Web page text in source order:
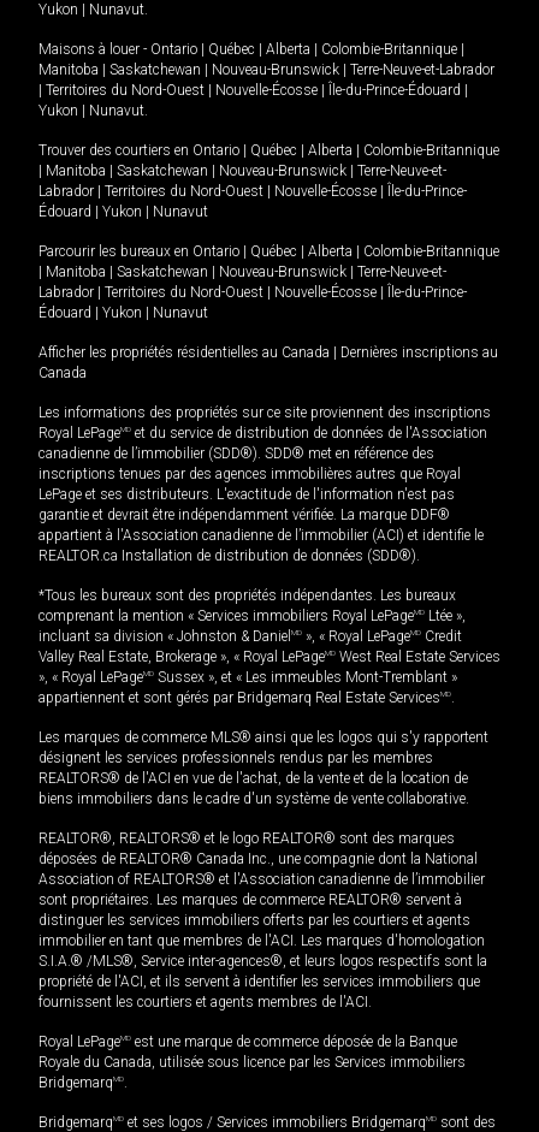
Yukon
Nunavut.
Maisons à louer - Ontario Québec Alberta Colombie-Britannique
Manitoba
Saskatchewan Nouveau-Brunswick
Terre-Neuve-et-Labrador
Territoires du Nord-Ouest Nouvelle-Écosse Île-du-Prince-Édouard
Yukon
Nunavut.
Trouver des courtiers en Ontario Québec Alberta
Colombie-Britannique
Manitoba Saskatchewan Nouveau-Brunswick
Terre-Neuve-et-
Labrador
Territoires du Nord-Ouest Nouvelle-Écosse
Île-du-Prince-
Édouard
Yukon Nunavut
Parcourir les bureaux en Ontario Québec Alberta
Colombie-Britannique
Manitoba Saskatchewan Nouveau-Brunswick
Terre-Neuve-et-
Labrador
Territoires du Nord-Ouest Nouvelle-Écosse
Île-du-Prince-
Édouard
Yukon Nunavut
Afficher les propriétés résidentielles au Canada
Dernières inscriptions au
Canada
Les informations des propriétés sur ce site proviennent des inscriptions
Royal LePageMD et du service de distribution de données de l'Association
canadienne de l’immobilier (SDD®). SDD® met en référence des
inscriptions tenues par des agences immobilières autres que Royal
LePage et ses distributeurs. L'exactitude de l'information n'est pas
garantie et devrait être indépendamment vérifiée. La marque DDF®
appartient à l'Association canadienne de l’immobilier (ACI) et identifie le
REALTOR.ca Installation de distribution de données (SDD®).
*Tous les bureaux sont des propriétés indépendantes. Les bureaux
comprenant la mention « Services immobiliers Royal LePageMD Ltée »,
incluant sa division « Johnston & Daniel MD », « Royal LePageMD Credit
Valley Real Estate, Brokerage », « Royal LePageMD West Real Estate Services
», « Royal LePageMD Sussex », et « Les immeubles Mont-Tremblant »
appartiennent et sont gérés par Bridgemarq Real Estate ServicesMD.
Les marques de commerce MLS® ainsi que les logos qui s'y rapportent
désignent les services professionnels rendus par les membres
REALTORS® de l'ACI en vue de l'achat, de la vente et de la location de
biens immobiliers dans le cadre d'un système de vente collaborative.
REALTOR®, REALTORS® et le logo REALTOR® sont des marques
déposées de REALTOR® Canada Inc., une compagnie dont la National
Association of REALTORS® et l'Association canadienne de l’immobilier
sont propriétaires. Les marques de commerce REALTOR® servent à
distinguer les services immobiliers offerts par les courtiers et agents
immobilier en tant que membres de l'ACI. Les marques d'homologation
S.I.A.® /MLS®, Service inter-agences®, et leurs logos respectifs sont la
propriété de l'ACI, et ils servent à identifier les services immobiliers que
fournissent les courtiers et agents membres de l'ACI.
Royal LePageMD est une marque de commerce déposée de la Banque
Royale du Canada, utilisée sous licence par les Services immobiliers
BridgemarqMD.
BridgemarqMD et ses logos / Services immobiliers BridgemarqMD sont des